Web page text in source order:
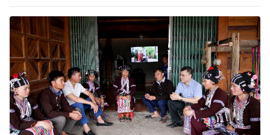
Tiểu học Nậm Xe (xã Sin Suối Hồ). Cô đã truyền lửa tri
thức đến với những “mầm xanh” tương lai, góp phần
không nhỏ vào sự nghiệp trồng người nơi địa đầu Tổ
quốc.